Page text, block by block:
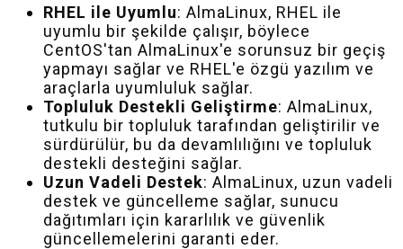
RHEL ile Uyumlu: AlmaLinux, RHEL ile
uyumlu bir şekilde çalışır, böylece
CentOS'tan AlmaLinux'e sorunsuz bir geçiş
yapmayı sağlar ve RHEL'e özgü yazılım ve
araçlarla uyumluluk sağlar.
Topluluk Destekli Geliştirme: AlmaLinux,
tutkulu bir topluluk tarafından geliştirilir ve
sürdürülür, bu da devamlılığını ve topluluk
destekli desteğini sağlar.
Uzun Vadeli Destek: AlmaLinux, uzun vadeli
destek ve güncelleme sağlar, sunucu
dağıtımları için kararlılık ve güvenlik
güncellemelerini garanti eder.